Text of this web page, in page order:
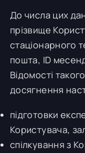
До числа цих
прізвище
стаціонарного
пошта, ID
Відомості
досягнення
підготовки
Користувача,
спілкування з